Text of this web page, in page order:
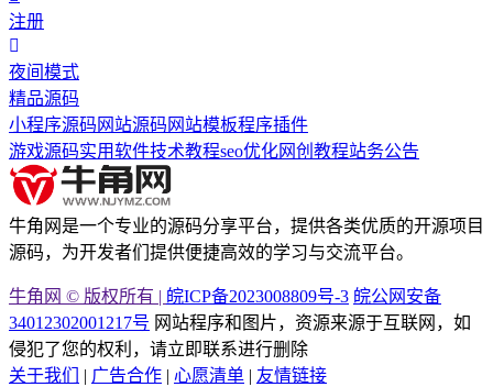
注册
夜间模式
精品源码
小程序源码 网站源码 网站模板程序插件
游戏源码实用软件技术教程seo优化网创教程站务公告
牛角网是一个专业的源码分享平台，提供各类优质的开源项目
源码，为开发者们提供便捷高效的学习与交流平台。
牛角网 © 版权所有 | 皖ICP备2023008809号-3 皖公网安备
34012302001217号 网站程序和图片，资源来源于互联网，如
侵犯了您的权利，请立即联系进行删除
关于我们
| 广告合作 | 心愿清单 | 友情链接